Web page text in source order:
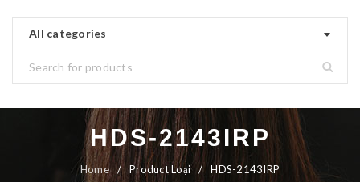
All categories
HDS-2143IRP
Home / Product Loại / HDS-2143IRP